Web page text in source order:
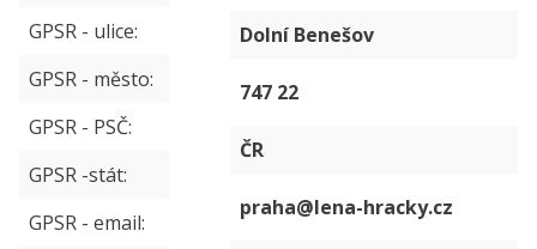
GPSR - ulice
GPSR - město
Dolní Benešov
GPSR - PSČ
747 22
GPSR -stát
ČR
GPSR - email
praha@lena-hracky.cz